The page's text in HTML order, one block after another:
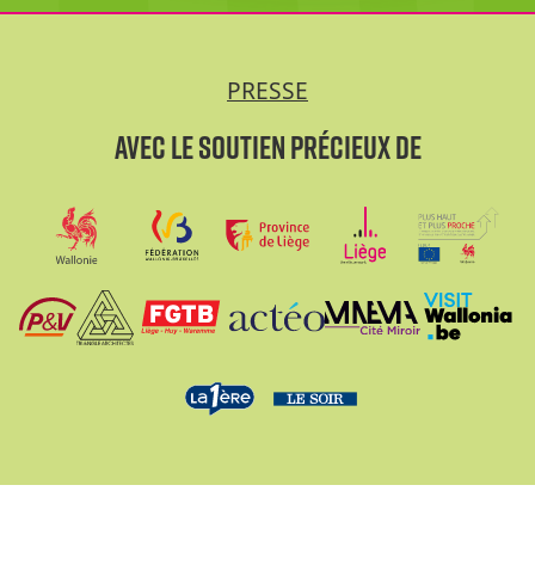
PRESSE
Avec le soutien précieux de